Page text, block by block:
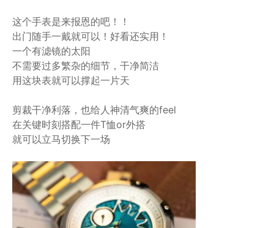
这个手表是来报恩的吧！！
出门随手一戴就可以！好看还实用！
一个有滤镜的太阳
不需要过多繁杂的细节，干净简洁
用这块表就可以撑起一片天
剪裁干净利落，也给人神清气爽的feel
在关键时刻搭配一件T恤or外搭
就可以立马切换下一场